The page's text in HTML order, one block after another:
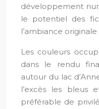
développement
le potentiel des
l’ambiance
Les couleurs
dans le rendu
autour du lac
l’excès les bleus
préférable de